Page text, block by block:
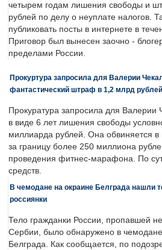
четырем годам лишения свободы и
рублей по делу о неуплате налогов.
публиковать посты в интернете в
Приговор был вынесен заочно -
пределами России.
Прокуртура запросила для Валерии
фантастический штраф в 1,2 млрд рублей
Прокуратура запросила для Валерии
в виде 6 лет лишения свободы
миллиарда рублей. Она обвиняется
за границу более 250 миллиона
проведения фитнес-марафона. По
средств.
В чемодане на окраине Белграда нашли
россиянки
Тело гражданки России, пропавшей
Сербии, было обнаружено в
Белграда. Как сообщается, по